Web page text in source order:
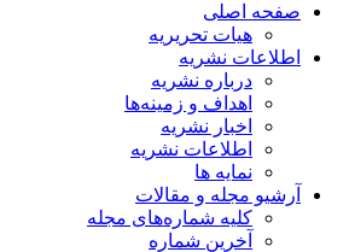
صفحه اصلی
هیات تحریریه
اطلاعات نشریه
درباره نشریه
اهداف و زمینه‌ها
اخبار نشریه
اطلاعات نشریه
نمایه ها
آرشیو مجله و مقالات
کلیه شماره‌های مجله
آخرین شماره